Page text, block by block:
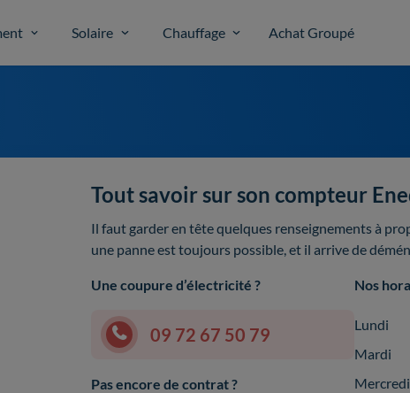
Solaire Chauffage Achat Groupé
Tout savoir sur son compteur
Il faut garder en tête quelques renseignements à
une panne est toujours possible, et il arrive de
Une coupure d’électricité ?
09 72 67 50 79
Pas encore de contrat ?
Nos
Lundi
Mardi
Mercredi